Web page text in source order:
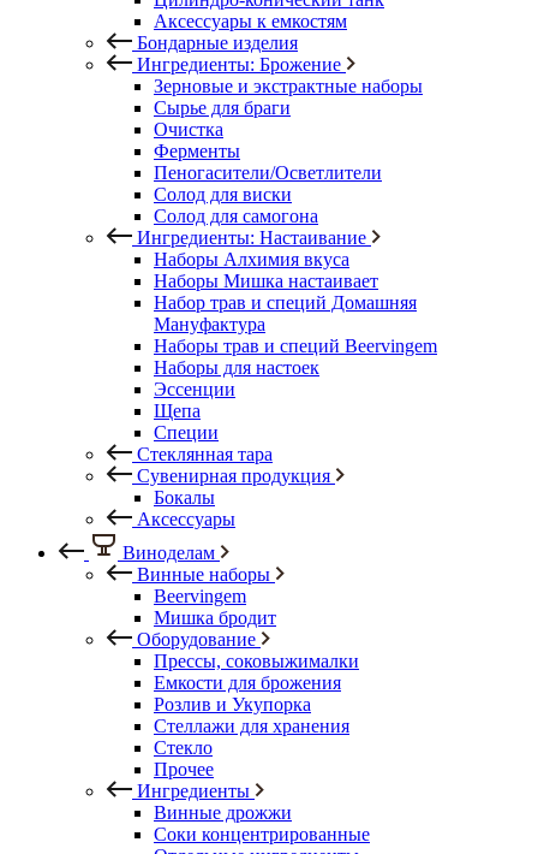
Аксессуары к емкостям
Бондарные изделия
Ингредиенты: Брожение
Зерновые и экстрактные наборы
Сырье для браги
Очистка
Ферменты
Пеногасители/Осветлители
Солод для виски
Солод для самогона
Ингредиенты: Настаивание
Наборы Алхимия вкуса
Наборы Мишка настаивает
Набор трав и специй Домашняя
Мануфактура
Наборы трав и специй Beervingem
Наборы для настоек
Эссенции
Щепа
Специи
Стеклянная тара
Сувенирная продукция
Бокалы
Аксессуары
Виноделам
Винные наборы
Beervingem
Мишка бродит
Оборудование
Прессы, соковыжималки
Емкости для брожения
Розлив и Укупорка
Стеллажи для хранения
Стекло
Прочее
Ингредиенты
Винные дрожжи
Соки концентрированные